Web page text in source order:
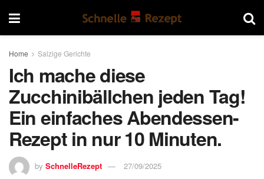
Home Salzige Gerichte
Ich mache diese
Zucchinibällchen jeden Tag!
Ein einfaches Abendessen-
Rezept in nur 10 Minuten.
by SchnelleRezept 27/09/2025